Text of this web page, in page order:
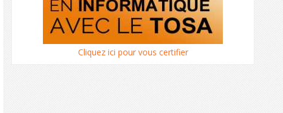
Cliquez ici pour vous certifier